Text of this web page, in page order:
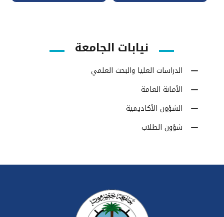
نيابات الجامعة
الدراسات العليا والبحث العلمي
الأمانة العامة
الشؤون الأكاديمية
شؤون الطلاب